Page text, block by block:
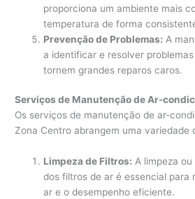
proporciona um ambiente mais
temperatura de forma
Prevenção de Problemas: A
a identificar e resolver
tornem grandes reparos caros.
Serviços de Manutenção de Ar-
Os serviços de manutenção de ar-
Zona Centro abrangem uma variedade
Limpeza de Filtros: A limpeza
dos filtros de ar é essencial para
ar e o desempenho eficiente.